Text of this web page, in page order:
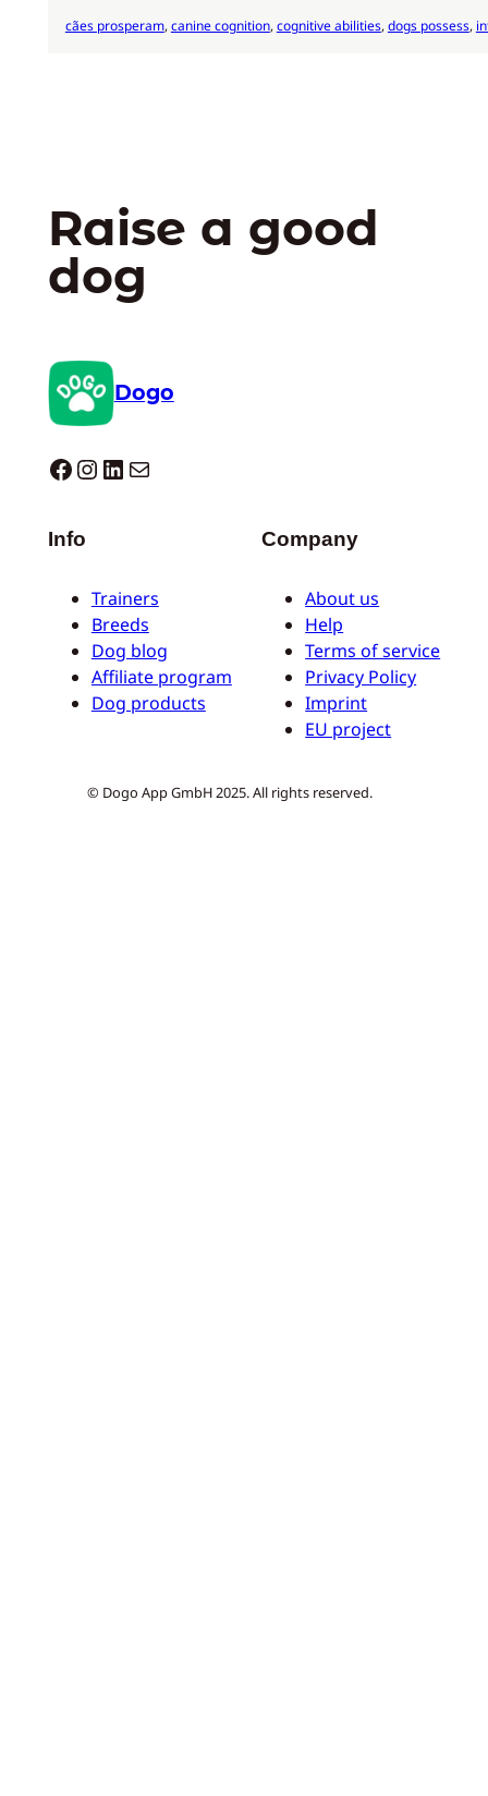
cães prosperam, canine cognition, cognitive abilities, dogs possess,
Raise a good
dog
Dogo
Dogo facebook InstagramLinkedIn E-mail
Info
Trainers
Breeds
Dog blog
Affiliate program
Dog products
Company
About us
Help
Terms of service
Privacy Policy
Imprint
EU project
© Dogo App GmbH 2025. All rights reserved.